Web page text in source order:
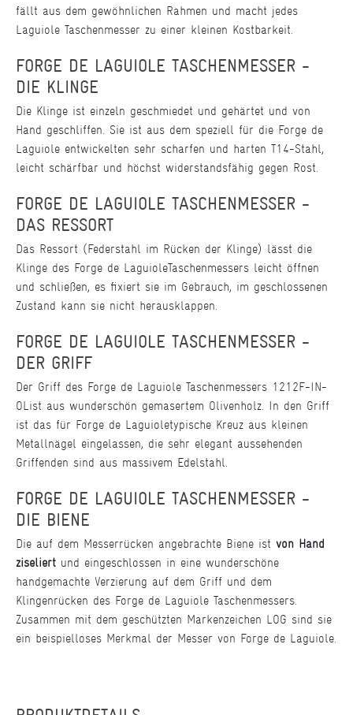
fällt aus dem gewöhnlichen Rahmen und macht jedes
Laguiole Taschenmesser zu einer kleinen Kostbarkeit.
FORGE DE LAGUIOLE TASCHENMESSER -
DIE KLINGE
Die Klinge ist einzeln geschmiedet und gehärtet und von
Hand geschliffen. Sie ist aus dem speziell für die Forge de
Laguiole entwickelten sehr scharfen und harten T14-Stahl,
leicht schärfbar und höchst widerstandsfähig gegen Rost.
FORGE DE LAGUIOLE TASCHENMESSER -
DAS RESSORT
Das Ressort (Federstahl im Rücken der Klinge) lässt die
Klinge des Forge de LaguioleTaschenmessers leicht öffnen
und schließen, es fixiert sie im Gebrauch, im geschlossenen
Zustand kann sie nicht herausklappen.
FORGE DE LAGUIOLE TASCHENMESSER -
DER GRIFF
Der Griff des Forge de Laguiole Taschenmessers 1212F-IN-
OList aus wunderschön gemasertem Olivenholz. In den Griff
ist das für Forge de Laguioletypische Kreuz aus kleinen
Metallnägel eingelassen, die sehr elegant aussehenden
Griffenden sind aus massivem Edelstahl.
FORGE DE LAGUIOLE TASCHENMESSER -
DIE BIENE
Die auf dem Messerrücken angebrachte Biene ist von Hand
ziseliert und eingeschlossen in eine wunderschöne
handgemachte Verzierung auf dem Griff und dem
Klingenrücken des Forge de Laguiole Taschenmessers.
Zusammen mit dem geschützten Markenzeichen LOG sind sie
ein beispielloses Merkmal der Messer von Forge de Laguiole.